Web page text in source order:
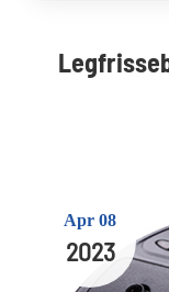
Apr 08
2023